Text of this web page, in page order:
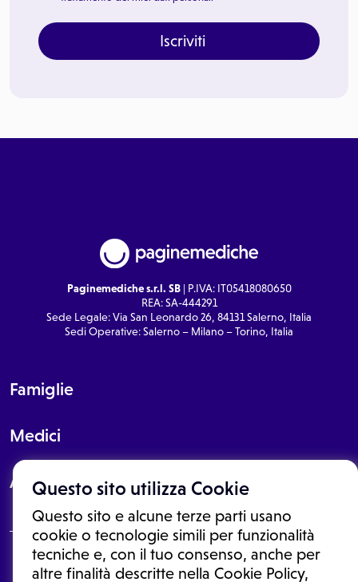
Questo sito utilizza Cookie
Questo sito e alcune terze parti usano
cookie o tecnologie simili per funzionalità
tecniche e, con il tuo consenso, anche per
altre finalità descritte nella Cookie Policy,
Iscriviti
Paginemediche s.r.l. SB| P.IVA: IT05418080650
REA: SA-444291
Sede Legale: Via San Leonardo 26, 84131 Salerno, Italia
Sedi Operative: Salerno – Milano – Torino, Italia
Famiglie
Medici
About
Le informazioni proposte in questo sito non sono un consulto medico.
In nessun caso, queste informazioni sostituiscono un consulto, una